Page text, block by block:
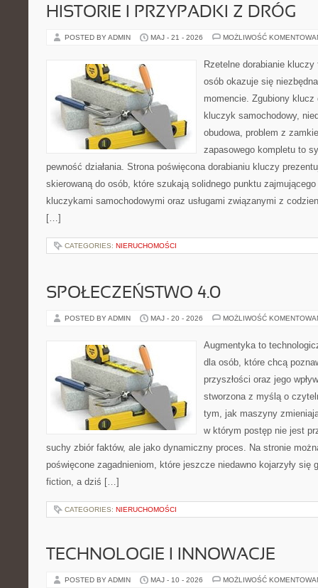
HISTORIE I PRZYPADKI Z DRÓG
POSTED BY ADMIN MAJ - 21 - 2026 MOŻLIWOŚĆ
Rzetelne dorabianie
osób okazuje się
momencie. Zgubiony
kluczyk samochodowy,
obudowa, problem z
zapasowego kompletu to
pewność działania. Strona poświęcona dorabianiu kluczy
skierowaną do osób, które szukają solidnego punktu
kluczykami samochodowymi oraz usługami związanymi z
[…]
CATEGORIES: NIERUCHOMOŚCI
SPOŁECZEŃSTWO 4.0
POSTED BY ADMIN MAJ - 20 - 2026 MOŻLIWOŚĆ
Augmentyka to
dla osób, które chcą
przyszłości oraz jego
stworzona z myślą o
tym, jak maszyny
w którym postęp nie jest
suchy zbiór faktów, ale jako dynamiczny proces. Na stronie
poświęcone zagadnieniom, które jeszcze niedawno kojarzyły się
fiction, a dziś […]
CATEGORIES: NIERUCHOMOŚCI
TECHNOLOGIE I INNOWACJE
POSTED BY ADMIN MAJ - 10 - 2026 MOŻLIWOŚĆ